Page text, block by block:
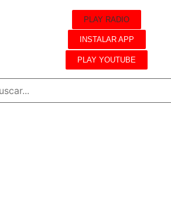
PLAY RADIO
INSTALAR APP
PLAY YOUTUBE